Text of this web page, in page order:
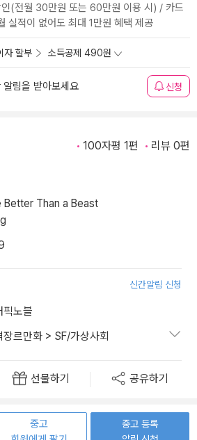
(전월 30만원 또는 60만원 이용 시) / 카드
실적이 없어도 최대 1만원 혜택 제공
자 할부 소득공제 490원
림을 받아보세요 신청
100자평 1편 리뷰 0편
Better Than a Beast
신간알림 신청
픽노블
장르만화 > SF/가상사회
선물하기 공유하기
중고
중고 등록